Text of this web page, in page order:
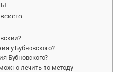
у Бубновского?
Бубновского?
лечить по методу